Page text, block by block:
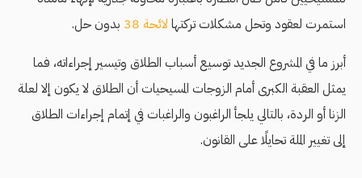
استمرت لعقود وتحل مشكلات تركتها لائحة 38
بدون حل.
أبرز ما في المشروع الجديد توسيع أسباب الطلاق وتيسير إجراءاته، فما
يمثل العقبة الكبرى أمام الزوجات المسيحيات أن الطلاق لا يكون إلا لعلة
الزنا أو الردة، بالتالي يلجأ الراغبون والراغبات في إتمام إجراءات الطلاق
إلى تغيير الملة تحايلًا على القانون.